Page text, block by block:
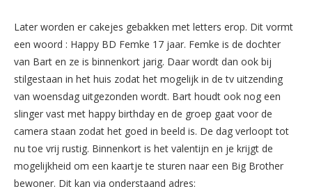
Later worden er cakejes gebakken met letters erop. Dit vormt
een woord : Happy BD Femke 17 jaar. Femke is de dochter
van Bart en ze is binnenkort jarig. Daar wordt dan ook bij
stilgestaan in het huis zodat het mogelijk in de tv uitzending
van woensdag uitgezonden wordt. Bart houdt ook nog een
slinger vast met happy birthday en de groep gaat voor de
camera staan zodat het goed in beeld is. De dag verloopt tot
nu toe vrij rustig. Binnenkort is het valentijn en je krijgt de
mogelijkheid om een kaartje te sturen naar een Big Brother
bewoner. Dit kan via onderstaand adres: